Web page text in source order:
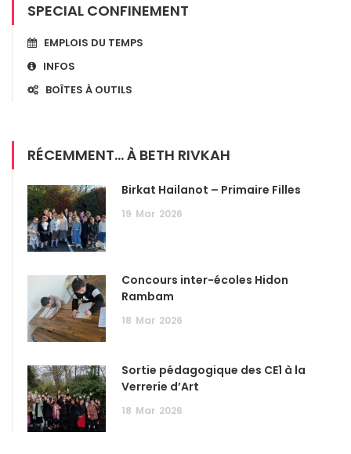
SPECIAL CONFINEMENT
EMPLOIS DU TEMPS
INFOS
BOÎTES À OUTILS
RÉCEMMENT... À BETH RIVKAH
Birkat Hailanot – Primaire Filles
19 Mar 2026
Concours inter-écoles Hidon
Rambam
18 Mar 2026
Sortie pédagogique des CE1 à la
Verrerie d’Art
18 Mar 2026